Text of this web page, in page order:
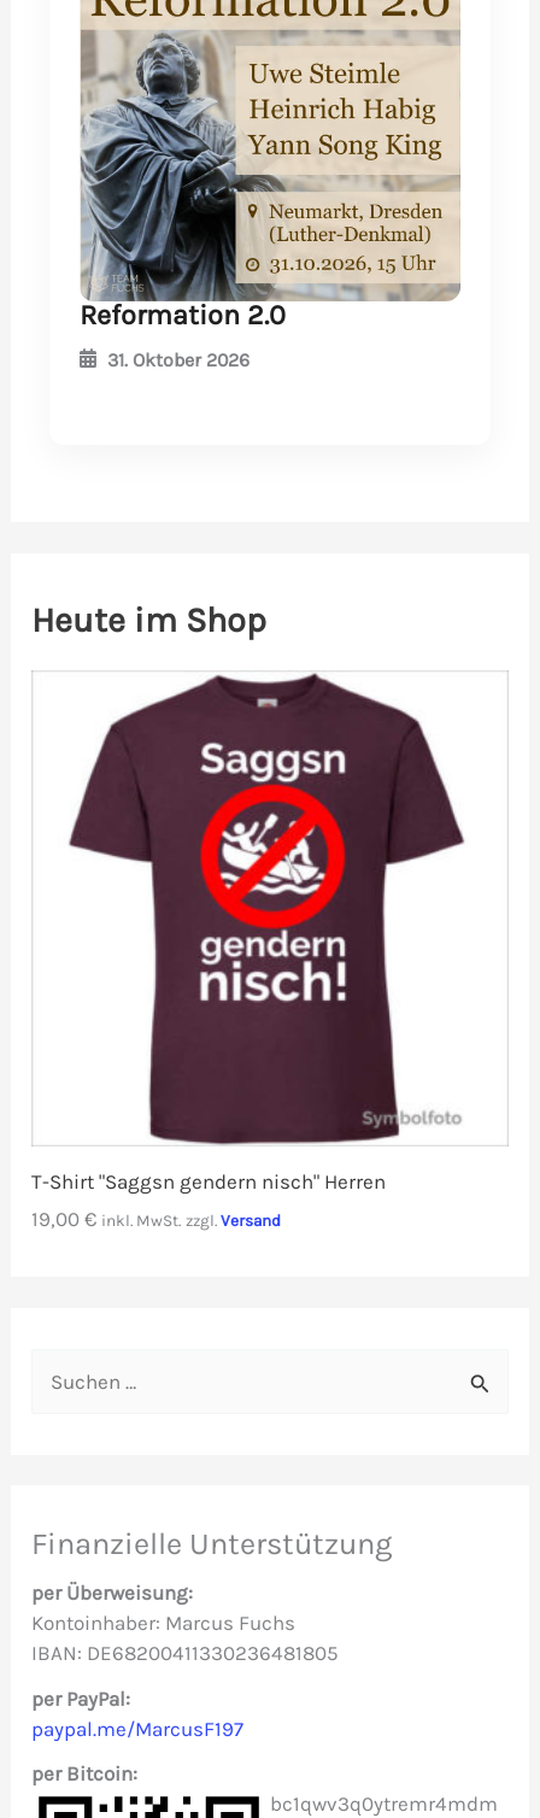
Reformation 2.0
31. Oktober 2026
Heute im Shop
T-Shirt "Saggsn gendern nisch" Herren
19,00€ inkl. MwSt. zzgl.Versand
e
n
a
c
h
:
Finanzielle Unterstützung
per Überweisung:
Kontoinhaber: Marcus Fuchs
IBAN: DE68200411330236481805
per PayPal:
paypal.me/MarcusF197
per Bitcoin:
bc1qwv3q0ytremr4mdm